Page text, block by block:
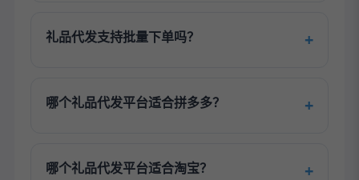
礼品代发支持批量下单吗？
哪个礼品代发平台适合拼多多？
哪个礼品代发平台适合淘宝？